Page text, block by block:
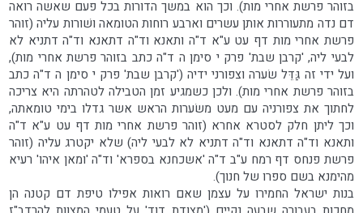
בזוהר פרשת אחרי מות). וכך הוא במשך הדורות בכל פעם שאשה רואה
דם נדה מתעוררות אותן עשרים וארבע רוחות הטומאה ושׁורות עליה (זוהר
פרשת אחרי מות דף עט ע"א ד"ה ותאנא וד"ה דתאנא וד"ה דתניא לא
לבעי ליה, 'קרבן שבת' פרק י סימן ה ד"ה כתב בזוהר פרשת אחרי מות),
ועל ידי זה גַּדֵּל שׂערה וצפורני ידיה ('קרבן שבת' פרק י סימן ה ד"ה כתב
בזוהר פרשת אחרי מות). ולכן כשמגיע זמן הטבילה לטהרתה היא צריכה
לחתוך את צפורניה עם מעט משׂערות הראש אשר גדלו בימי טומאתה,
וכך ליתן חלק לסטרא אחרא (זוהר פרשת אחרי מות דף עט ע"א ד"ה
ותאנא וד"ה דתאנא וד"ה דתניא לא לבעי ליה) שלא יקטרג עליה (זוהר
פרשת פנחס דף רמח ע"ב ד"ה 'אשכחנא בספרא' וד"ה 'ומאן איהו' רעיא
מהימנא בשם ספרו של חנוך).
בנות ישראל החמירו על עצמן שאם רואות אפילו טיפת דם קטנה הן